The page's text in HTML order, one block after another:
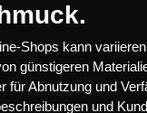
Shops kann
günstigeren
Abnutzung und
und